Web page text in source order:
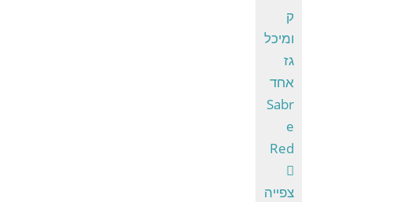
צפייה